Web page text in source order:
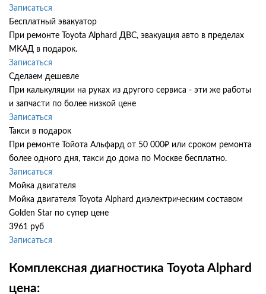
Записаться
Бесплатный эвакуатор
При ремонте Toyota Alphard ДВС, эвакуация авто в пределах
МКАД в подарок.
Записаться
Сделаем дешевле
При калькуляции на руках из другого сервиса - эти же работы
и запчасти по более низкой цене
Записаться
Такси в подарок
При ремонте Тойота Альфард от 50 000₽ или сроком ремонта
более одного дня, такси до дома по Москве бесплатно.
Записаться
Мойка двигателя
Мойка двигателя Toyota Alphard диэлектрическим составом
Golden Star по супер цене
3961 руб
Записаться
Комплексная диагностика Toyota Alphard
цена: